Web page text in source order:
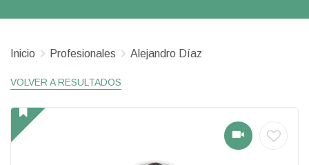
Inicio Profesionales Alejandro Díaz
VOLVER A RESULTADOS